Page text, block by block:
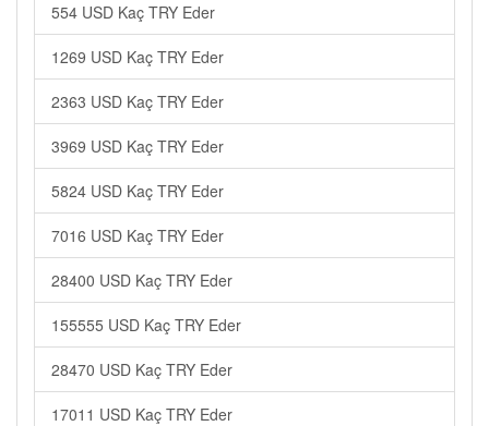
554 USD Kaç TRY Eder
1269 USD Kaç TRY Eder
2363 USD Kaç TRY Eder
3969 USD Kaç TRY Eder
5824 USD Kaç TRY Eder
7016 USD Kaç TRY Eder
28400 USD Kaç TRY Eder
155555 USD Kaç TRY Eder
28470 USD Kaç TRY Eder
17011 USD Kaç TRY Eder